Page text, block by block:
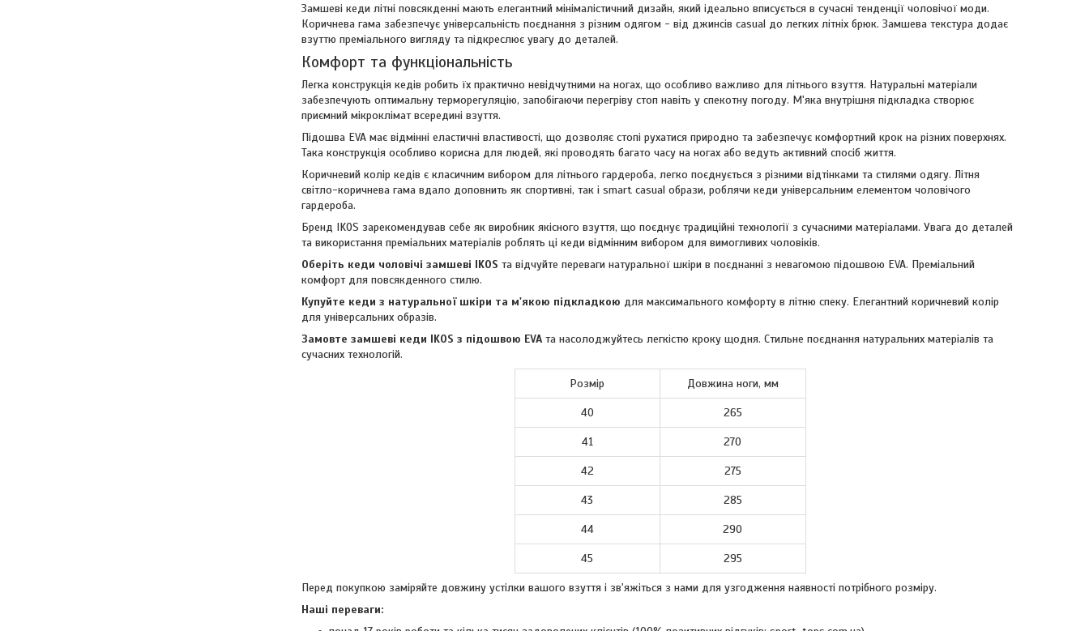
Замшеві кеди літні повсякденні мають елегантний мінімалістичний дизайн, який ідеально вписується в сучасні тенденції чоловічої моди.
Коричнева гама забезпечує універсальність поєднання з різним одягом - від джинсів casual до легких літніх брюк. Замшева текстура додає
взуттю преміального вигляду та підкреслює увагу до деталей.
Комфорт та функціональність
Легка конструкція кедів робить їх практично невідчутними на ногах, що особливо важливо для літнього взуття. Натуральні матеріали
забезпечують оптимальну терморегуляцію, запобігаючи перегріву стоп навіть у спекотну погоду. М'яка внутрішня підкладка створює
приємний мікроклімат всередині взуття.
Підошва EVA має відмінні еластичні властивості, що дозволяє стопі рухатися природно та забезпечує комфортний крок на різних поверхнях.
Така конструкція особливо корисна для людей, які проводять багато часу на ногах або ведуть активний спосіб життя.
Коричневий колір кедів є класичним вибором для літнього гардероба, легко поєднується з різними відтінками та стилями одягу. Літня
світло-коричнева гама вдало доповнить як спортивні, так і smart casual образи, роблячи кеди універсальним елементом чоловічого
гардероба.
Бренд IKOS зарекомендував себе як виробник якісного взуття, що поєднує традиційні технології з сучасними матеріалами. Увага до деталей
та використання преміальних матеріалів роблять ці кеди відмінним вибором для вимогливих чоловіків.
Оберіть кеди чоловічі замшеві IKOS та відчуйте переваги натуральної шкіри в поєднанні з невагомою підошвою EVA. Преміальний
комфорт для повсякденного стилю.
Купуйте кеди з натуральної шкіри та м'якою підкладкою для максимального комфорту в літню спеку. Елегантний коричневий колір
для універсальних образів.
Замовте замшеві кеди IKOS з підошвою EVA та насолоджуйтесь легкістю кроку щодня. Стильне поєднання натуральних матеріалів та
сучасних технологій.
Розмір Довжина ноги, мм
40 265
41 270
42 275
43 285
44 290
45 295
Перед покупкою заміряйте довжину устілки вашого взуття і зв'яжіться з нами для узгодження наявності потрібного розміру.
Наші переваги: